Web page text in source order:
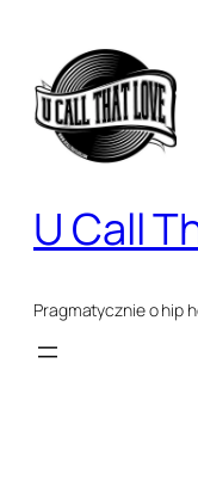
treści
U Call
Pragmatycznie o hip